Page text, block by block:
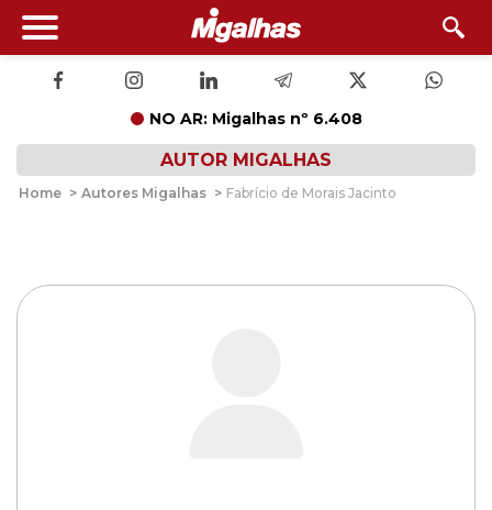
NO AR: Migalhas nº 6.408
AUTOR MIGALHAS
Home > Autores Migalhas > Fabrício de Morais Jacinto